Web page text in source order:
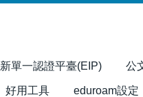
新單一認證平臺(EIP) 公
好用工具 eduroam設定